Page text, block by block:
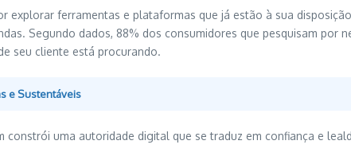
ferramentas e plataformas que já estão à sua
Segundo dados, 88% dos consumidores que pesquisam por
seu cliente está procurando.
e Sustentáveis
uma autoridade digital que se traduz em confiança e